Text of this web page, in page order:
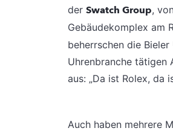
der Swatch Group,
Gebäudekomplex am
beherrschen die
Uhrenbranche tätigen
aus: „Da ist Rolex, da
Auch haben mehrere